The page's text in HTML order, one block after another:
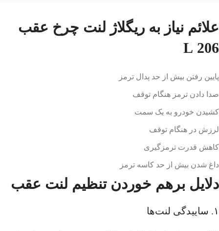
علائم نیاز به ریگلاژ لنت چرخ عقب
206 L
پایین رفتن بیش از حد پدال ترمز
صدا دادن ترمز هنگام توقف
کشیدن خودرو به یک سمت
لرزش در هنگام توقف
کاهش قدرت ترمزگیری
داغ شدن بیش از حد کاسه ترمز
دلایل برهم خوردن تنظیم لنت عقب
۱. ساییدگی لنت‌ها